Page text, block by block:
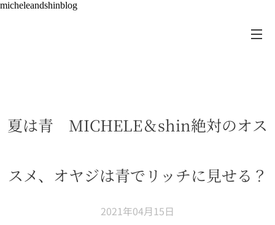
micheleandshinblog
夏は青 MICHELE＆shin絶対のオス
スメ、オヤジは青でリッチに見せる？
2021年04月15日